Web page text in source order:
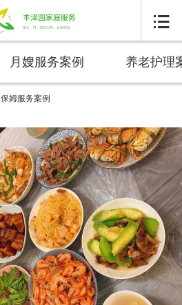

月嫂服务案例 养老护理
保姆服务案例